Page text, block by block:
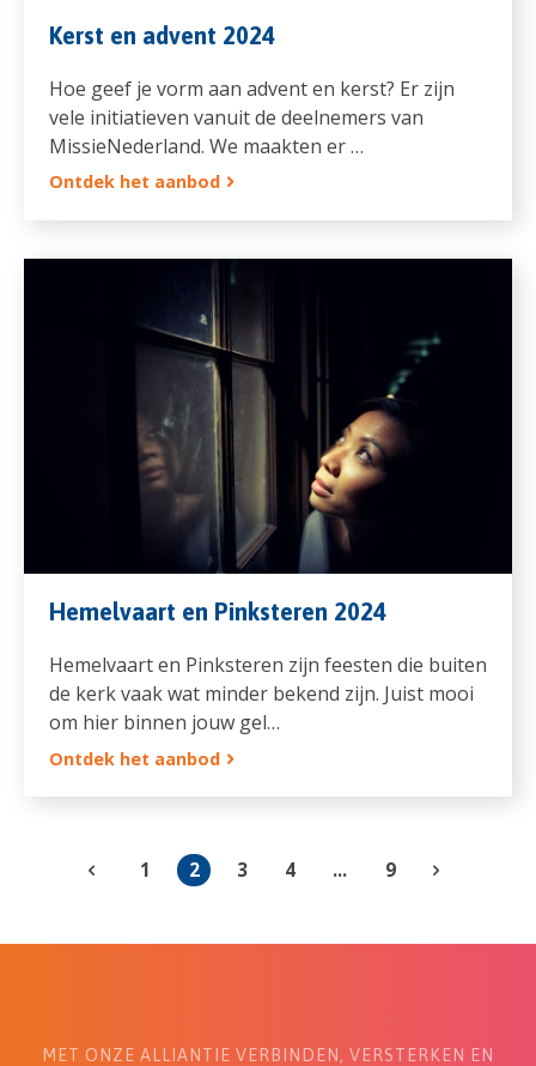
Kerst en advent 2024
Hoe geef je vorm aan advent en kerst? Er zijn
vele initiatieven vanuit de deelnemers van
MissieNederland. We maakten er …
Ontdek het aanbod
Hemelvaart en Pinksteren 2024
Hemelvaart en Pinksteren zijn feesten die buiten
de kerk vaak wat minder bekend zijn. Juist mooi
om hier binnen jouw gel…
Ontdek het aanbod
1 2 3 4 ... 9
MET ONZE ALLIANTIE VERBINDEN, VERSTERKEN EN